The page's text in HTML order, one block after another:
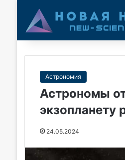
Астрономия
Астрономы
экзопланету
24.05.2024